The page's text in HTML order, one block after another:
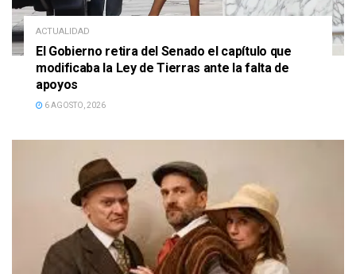
ACTUALIDAD
El Gobierno retira del Senado el capítulo que
modificaba la Ley de Tierras ante la falta de
apoyos
6 AGOSTO, 2026